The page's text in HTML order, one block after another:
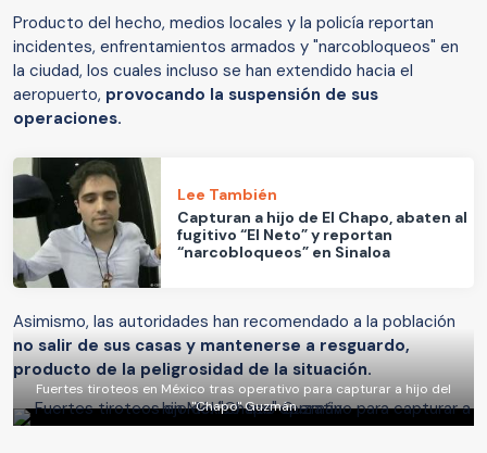
Producto del hecho, medios locales y la policía reportan
incidentes, enfrentamientos armados y "narcobloqueos" en
la ciudad, los cuales incluso se han extendido hacia el
aeropuerto, provocando la suspensión de sus
operaciones.
Lee También
Capturan a hijo de El Chapo, abaten al
fugitivo “El Neto” y reportan
“narcobloqueos” en Sinaloa
Asimismo, las autoridades han recomendado a la población
no salir de sus casas y mantenerse a resguardo,
producto de la peligrosidad de la situación.
Fuertes tiroteos en México tras operativo para capturar a hijo del
"Chapo" Guzmán